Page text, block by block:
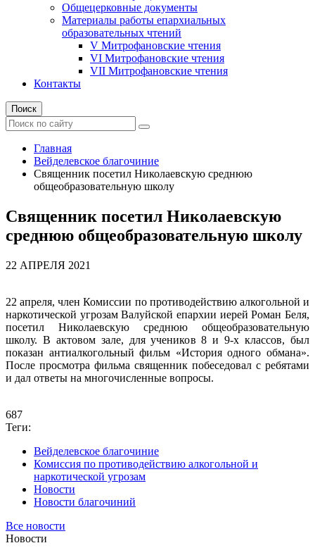
Общецерковные документы
Материалы работы епархиальных
образовательных чтений
V Митрофановские чтения
VI Митрофановские чтения
VII Митрофановские чтения
Контакты
Поиск
Главная
Вейделевское благочиние
Священник посетил Николаевскую среднюю
общеобразовательную школу
Священник посетил Николаевскую
среднюю общеобразовательную школу
22 АПРЕЛЯ 2021
22 апреля, член Комиссии по противодействию алкогольной и
наркотической угрозам Валуйской епархии иерей Роман Беля,
посетил Николаевскую среднюю общеобразовательную
школу. В актовом зале, для учеников 8 и 9-х классов, был
показан антиалкогольный фильм «История одного обмана».
После просмотра фильма священник побеседовал с ребятами
и дал ответы на многочисленные вопросы.
687
Теги:
Вейделевское благочиние
Комиссия по противодействию алкогольной и
наркотической угрозам
Новости
Новости благочиний
Все новости
Новости